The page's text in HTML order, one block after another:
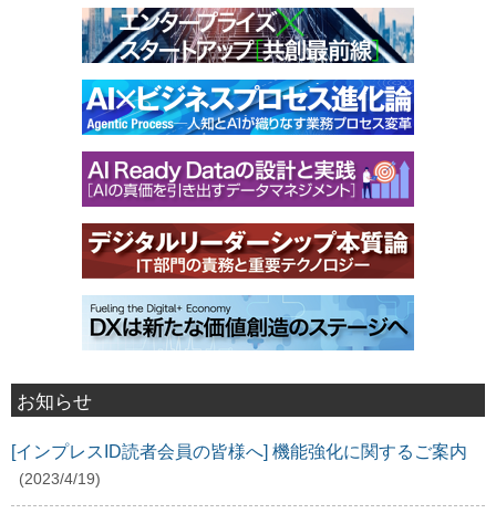
お知らせ
[インプレスID読者会員の皆様へ] 機能強化に関するご案内
(2023/4/19)